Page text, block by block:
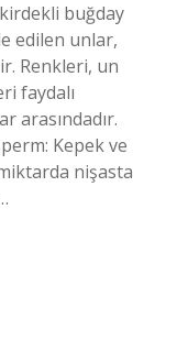
buğday
edilen unlar,
Renkleri, un
faydalı
arasındadır.
Kepek ve
nişasta